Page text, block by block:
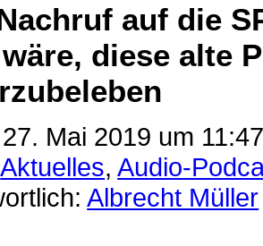
auf die
diese alte
Mai 2019 um
Aktuelles,Audio-
Albrecht Müller